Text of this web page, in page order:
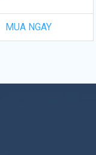
MUA NGAY